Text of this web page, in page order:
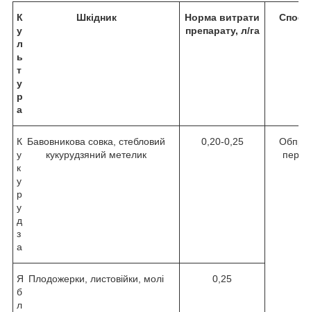
К
у
л
ь
т
у
р
а
Шкідник
Норма витрати
препарату, л/га
К
у
к
у
р
у
д
з
а
Бавовникова совка, стебловий
кукурудзяний метелик
0,20-0,25
Я
б
л
Плодожерки, листовійки, молі 0,25